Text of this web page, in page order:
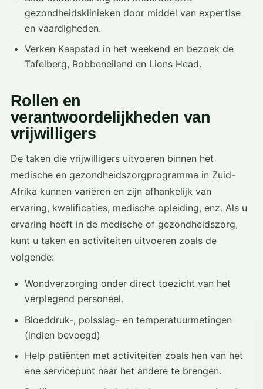
gezondheidsklinieken door middel van expertise
en vaardigheden.
Verken Kaapstad in het weekend en bezoek de
Tafelberg, Robbeneiland en Lions Head.
Rollen en
verantwoordelijkheden van
vrijwilligers
De taken die vrijwilligers uitvoeren binnen het
medische en gezondheidszorgprogramma in Zuid-
Afrika kunnen variëren en zijn afhankelijk van
ervaring, kwalificaties, medische opleiding, enz. Als u
ervaring heeft in de medische of gezondheidszorg,
kunt u taken en activiteiten uitvoeren zoals de
volgende:
Wondverzorging onder direct toezicht van het
verplegend personeel.
Bloeddruk-, polsslag- en temperatuurmetingen
(indien bevoegd)
Help patiënten met activiteiten zoals hen van het
ene servicepunt naar het andere te brengen.